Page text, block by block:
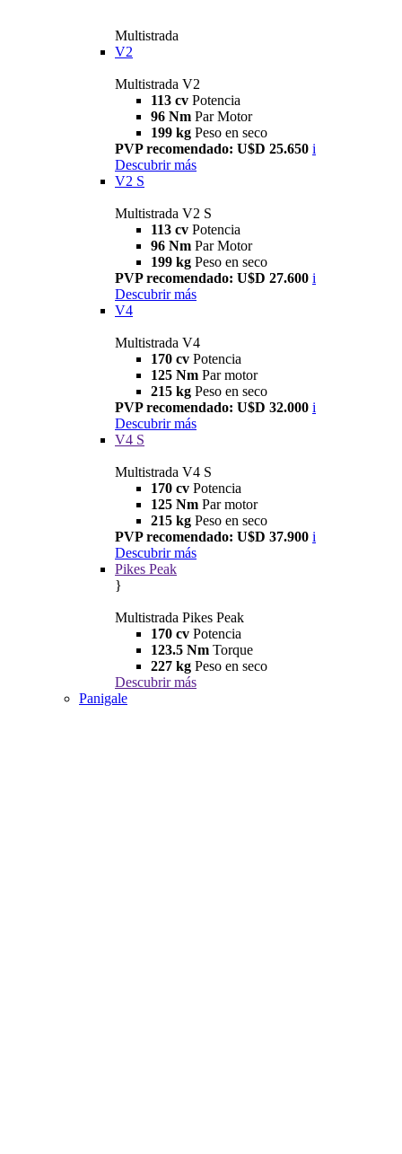
Multistrada
V2
Multistrada V2
113 cv Potencia
96 Nm Par Motor
199 kg Peso en seco
PVP recomendado: U$D 25.650 i
Descubrir más
V2 S
Multistrada V2 S
113 cv Potencia
96 Nm Par Motor
199 kg Peso en seco
PVP recomendado: U$D 27.600 i
Descubrir más
V4
Multistrada V4
170 cv Potencia
125 Nm Par motor
215 kg Peso en seco
PVP recomendado: U$D 32.000 i
Descubrir más
V4 S
Multistrada V4 S
170 cv Potencia
125 Nm Par motor
215 kg Peso en seco
PVP recomendado: U$D 37.900 i
Descubrir más
Pikes Peak
}
Multistrada Pikes Peak
170 cv Potencia
123.5 Nm Torque
227 kg Peso en seco
Descubrir más
Panigale